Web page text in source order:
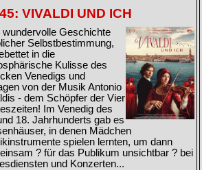
VIVALDI UND ICH
wundervolle Geschichte
Selbstbestimmung,
in die
Kulisse des
Venedigs und
von der Musik Antonio
- dem Schöpfer der Vier
Im Venedig des
18. Jahrhunderts gab es
in denen Mädchen
spielen lernten, um dann
? für das Publikum unsichtbar ? bei
und Konzerten...